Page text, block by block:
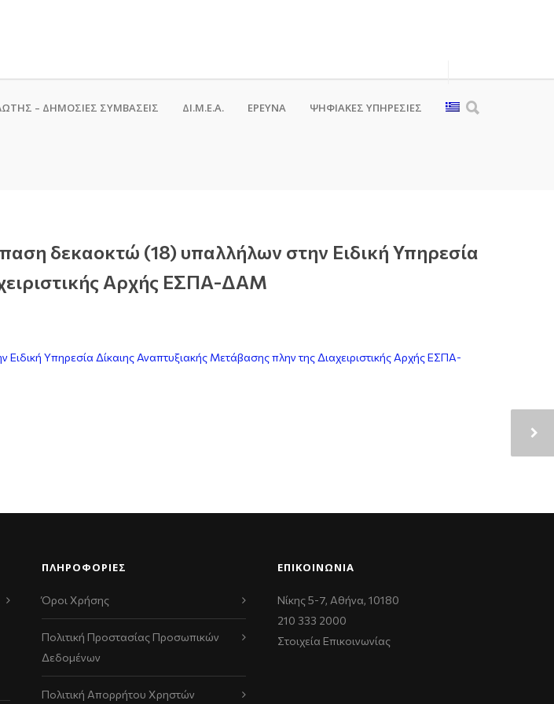
– ΔΗΜΟΣΙΕΣ ΣΥΜΒΑΣΕΙΣ ΔΙ.Μ.Ε.Α. ΕΡΕΥΝΑ ΨΗΦΙΑΚΈΣ ΥΠΗΡΕΣΊΕΣ
δεκαοκτώ (18) υπαλλήλων στην Ειδική Υπηρεσία
Αρχής ΕΣΠΑ-ΔΑΜ
Υπηρεσία Δίκαιης Αναπτυξιακής Μετάβασης πλην της Διαχειριστικής Αρχής ΕΣΠΑ-
ΠΛΗΡΟΦΟΡΙΕΣ
Όροι Χρήσης
Πολιτική Προστασίας Προσωπικών
Δεδομένων
Πολιτική Απορρήτου Χρηστών
ΕΠΙΚΟΙΝΩΝΊΑ
Νίκης 5-7, Αθήνα, 10180
210 333 2000
Στοιχεία Επικοινωνίας